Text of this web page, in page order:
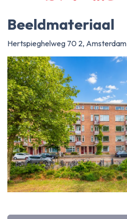
Beeldmateriaal
Hertspieghelweg 70 2, Amsterdam